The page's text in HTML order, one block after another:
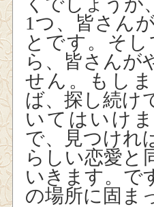
1つ、皆さん
とです。そ
ら、皆さんが
せん。もし
ば、探し続け
いてはいけ
で、見つけれ
らしい恋愛と
いきます。で
の場所に固ま